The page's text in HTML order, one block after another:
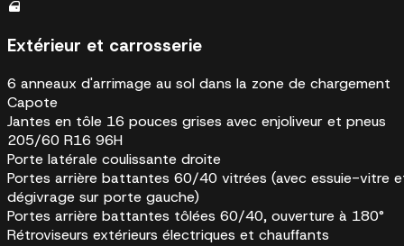
Extérieur et carrosserie
6 anneaux d'arrimage au sol dans la zone de chargement
Capote
Jantes en tôle 16 pouces grises avec enjoliveur et pneus
205/60 R16 96H
Porte latérale coulissante droite
Portes arrière battantes 60/40 vitrées (avec essuie-vitre
dégivrage sur porte gauche)
Portes arrière battantes tôlées 60/40, ouverture à 180°
Rétroviseurs extérieurs électriques et chauffants